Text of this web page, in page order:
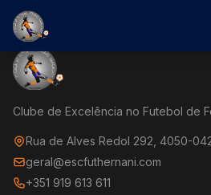
Clube de Excelência no Futebol de
Rua de Alves Redol 292, 4050-
geral@escfuthernani.com
+351 919 613 611